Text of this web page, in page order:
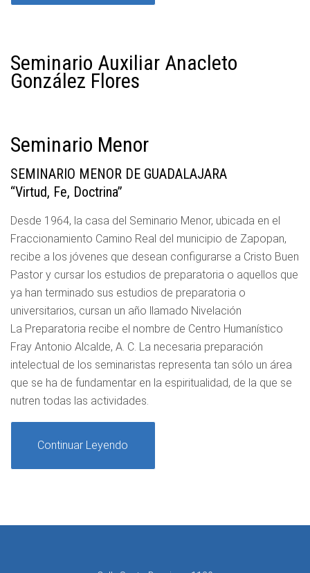
Seminario Auxiliar Anacleto
González Flores
Seminario Menor
SEMINARIO MENOR DE GUADALAJARA
“Virtud, Fe, Doctrina”
Desde 1964, la casa del Seminario Menor, ubicada en el
Fraccionamiento Camino Real del municipio de Zapopan,
recibe a los jóvenes que desean configurarse a Cristo Buen
Pastor y cursar los estudios de preparatoria o aquellos que
ya han terminado sus estudios de preparatoria o
universitarios, cursan un año llamado Nivelación
La Preparatoria recibe el nombre de Centro Humanístico
Fray Antonio Alcalde, A. C. La necesaria preparación
intelectual de los seminaristas representa tan sólo un área
que se ha de fundamentar en la espiritualidad, de la que se
nutren todas las actividades.
Continuar Leyendo